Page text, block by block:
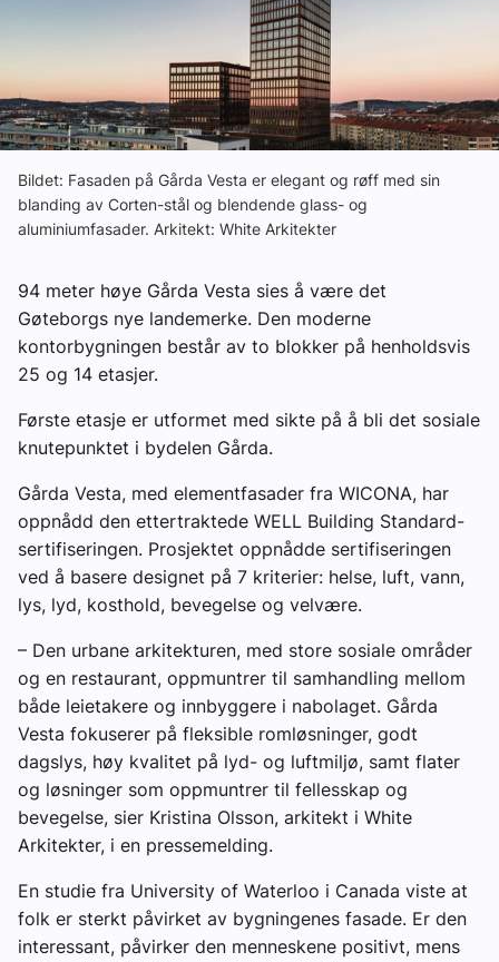
Ledige stillinger
eBlad
Aktivitetskalender
Bransjekommentar
Nyheter
Aktuelle prosjekter
Bildet: Fasaden på Gårda Vesta er elegant og røff med sin
blanding av Corten-stål og blendende glass- og
aluminiumfasader. Arkitekt: White Arkitekter
94 meter høye Gårda Vesta sies å være det
Gøteborgs nye landemerke. Den moderne
kontorbygningen består av to blokker på henholdsvis
25 og 14 etasjer.
Første etasje er utformet med sikte på å bli det sosiale
knutepunktet i bydelen Gårda.
Gårda Vesta, med elementfasader fra WICONA, har
oppnådd den ettertraktede WELL Building Standard-
sertifiseringen. Prosjektet oppnådde sertifiseringen
ved å basere designet på 7 kriterier: helse, luft, vann,
lys, lyd, kosthold, bevegelse og velvære.
– Den urbane arkitekturen, med store sosiale områder
og en restaurant, oppmuntrer til samhandling mellom
både leietakere og innbyggere i nabolaget. Gårda
Vesta fokuserer på fleksible romløsninger, godt
dagslys, høy kvalitet på lyd- og luftmiljø, samt flater
og løsninger som oppmuntrer til fellesskap og
bevegelse, sier Kristina Olsson, arkitekt i White
Arkitekter, i en pressemelding.
En studie fra University of Waterloo i Canada viste at
folk er sterkt påvirket av bygningenes fasade. Er den
interessant, påvirker den menneskene positivt, mens